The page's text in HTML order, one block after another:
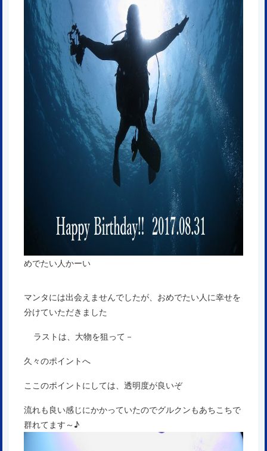
めでたい人かーい
マンタには出会えませんでしたが、おめでたい人に幸せを
分けていただきました
ラストは、大物を狙って－
久々のポイントへ
ここのポイントにしては、透明度が良いぞ
流れも良い感じにかかっていたのでグルクンもあちこちで
群れてます～♪